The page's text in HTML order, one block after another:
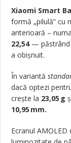
Xiaomi Smart
formă „pilulă” cu
anterioară –
22,54— păstrând
a obișnuit.
În variantă
dacă optezi
crește la 23,05 g
10,95 mm.
Ecranul